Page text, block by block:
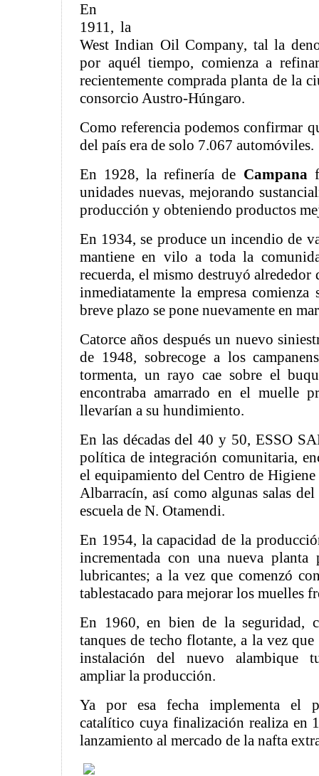
En
1911, la
West Indian Oil Company, tal la
por aquél tiempo, comienza a
recientemente comprada planta de la
consorcio Austro-Húngaro.
Como referencia podemos confirmar
del país era de solo 7.067 automóviles.
En 1928, la refinería de Campana
unidades nuevas, mejorando
producción y obteniendo productos
En 1934, se produce un incendio de
mantiene en vilo a toda la
recuerda, el mismo destruyó
inmediatamente la empresa
breve plazo se pone nuevamente en
Catorce años después un nuevo
de 1948, sobrecoge a los
tormenta, un rayo cae sobre el
encontraba amarrado en el muelle
llevarían a su hundimiento.
En las décadas del 40 y 50, ESSO
política de integración comunitaria,
el equipamiento del Centro de
Albarracín, así como algunas salas
escuela de N. Otamendi.
En 1954, la capacidad de la
incrementada con una nueva
lubricantes; a la vez que comenzó
tablestacado para mejorar los muelles
En 1960, en bien de la seguridad,
tanques de techo flotante, a la vez
instalación del nuevo alambique
ampliar la producción.
Ya por esa fecha implementa el
catalítico cuya finalización realiza en
lanzamiento al mercado de la nafta